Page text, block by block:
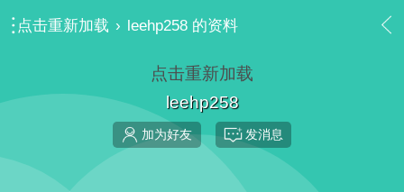
点击重新加载 › leehp258 的资料
点击重新加载
leehp258
加为好友 发消息